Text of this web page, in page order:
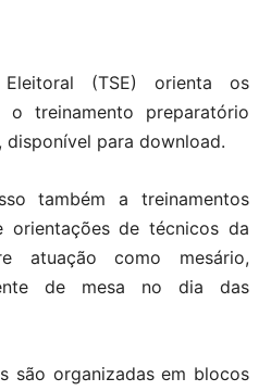
(TSE) orienta os
o treinamento preparatório
, disponível para download.
também a treinamentos
orientações de técnicos da
atuação como mesário,
de mesa no dia das
são organizadas em blocos